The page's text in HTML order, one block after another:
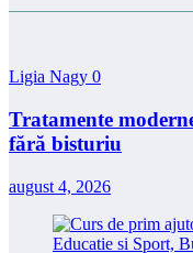
Ligia Nagy 0
Tratamente
fără bisturiu
august 4, 2026